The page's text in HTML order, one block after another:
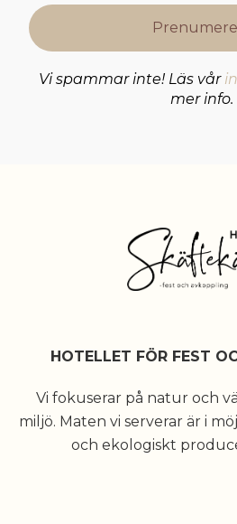
Vi spammar inte! Läs vår
mer info.
HOTELLET FÖR FEST
Vi fokuserar på natur och
miljö. Maten vi serverar är i
och ekologiskt